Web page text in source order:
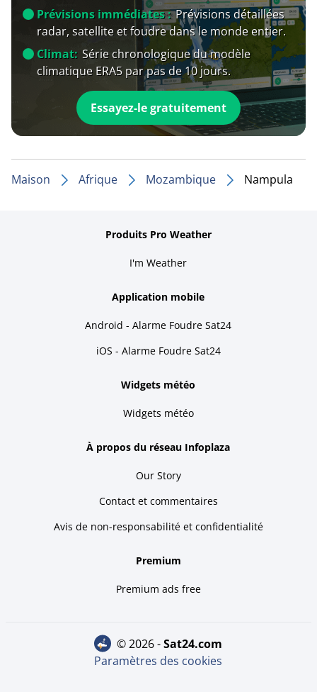
Prévisions immédiates : Prévisions détaillées
radar, satellite et foudre dans le monde entier.
Climat: Série chronologique du modèle
climatique ERA5 par pas de 10 jours.
Essayez-le gratuitement
Maison Afrique Mozambique Nampula
Produits Pro Weather
I'm Weather
Application mobile
Android - Alarme Foudre Sat24
iOS - Alarme Foudre Sat24
Widgets météo
Widgets météo
À propos du réseau Infoplaza
Our Story
Contact et commentaires
Avis de non-responsabilité et confidentialité
Premium
Premium ads free
© 2026 - sat24.com
Paramètres des cookies